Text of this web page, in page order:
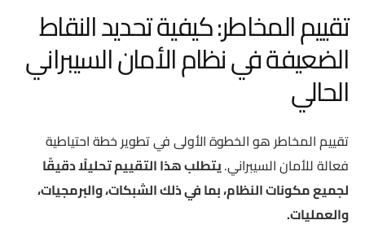
تقييم المخاطر: كيفية تحديد النقاط
الضعيفة في نظام الأمان السيبراني
الحالي
تقييم المخاطر هو الخطوة الأولى في تطوير خطة احتياطية
فعالة للأمان السيبراني.يتطلب هذا التقييم تحليلًا دقيقًا
لجميع مكونات النظام، بما في ذلك الشبكات، والبرمجيات،
والعمليات.